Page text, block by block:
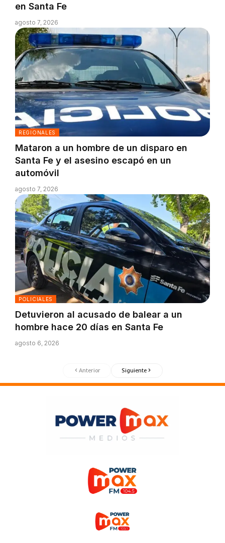
en Santa Fe
agosto 7, 2026
REGIONALES
Mataron a un hombre de un disparo en
Santa Fe y el asesino escapó en un
automóvil
agosto 7, 2026
POLICIALES
Detuvieron al acusado de balear a un
hombre hace 20 días en Santa Fe
agosto 6, 2026
Anterior Siguiente